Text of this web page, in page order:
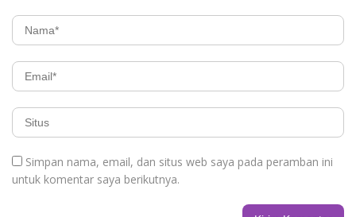
Simpan nama, email, dan situs web saya pada peramban ini
untuk komentar saya berikutnya.